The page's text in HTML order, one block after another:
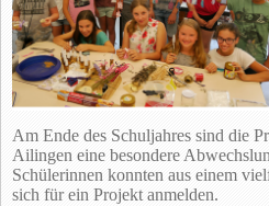
Am Ende des Schuljahres sind die
Ailingen eine besondere
Schülerinnen konnten aus einem
sich für ein Projekt anmelden.